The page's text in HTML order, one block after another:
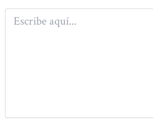
Escribe
aquí...